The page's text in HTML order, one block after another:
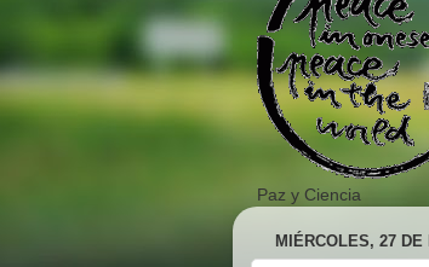
Paz y Ciencia
MIÉRCOLES, 27